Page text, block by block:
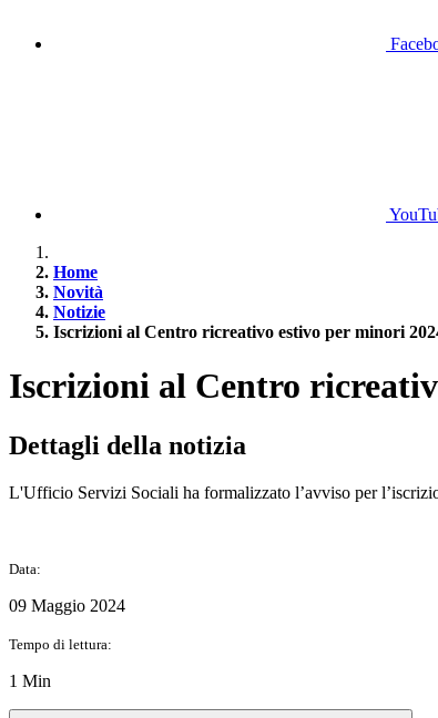
Home
Novità
Notizie
Iscrizioni al Centro ricreativo estivo per minori
Iscrizioni al Centro
Dettagli della notizia
L'Ufficio Servizi Sociali ha formalizzato l’avviso per
Data:
09 Maggio 2024
Tempo di lettura:
1 Min